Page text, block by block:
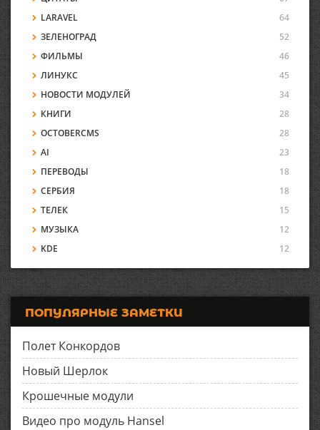
LARAVEL
64
ЗЕЛЕНОГРАД
52
ФИЛЬМЫ
46
ЛИНУКС
45
НОВОСТИ МОДУЛЕЙ
34
КНИГИ
28
OCTOBERCMS
28
AI
23
ПЕРЕВОДЫ
18
СЕРБИЯ
18
ТЕЛЕК
15
МУЗЫКА
12
KDE
12
ПОПУЛЯРНЫЕ ЗАМЕТКИ
Полет Конкордов
Новый Шерлок
Крошечные модули
Видео про модуль Hansel